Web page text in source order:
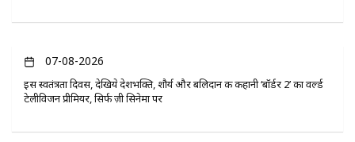
07-08-2026
इस स्वतंत्रता दिवस, देखिये देशभक्ति, शौर्य और बलिदान की कहानी ‘बॉर्डर 2’ का वर्ल्ड
टेलीविजन प्रीमियर, सिर्फ ज़ी सिनेमा पर